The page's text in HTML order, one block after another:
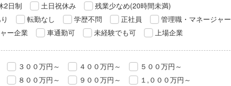
2日制 土日祝休み
残業少なめ(20時間未満)
転勤なし 学歴不問 正社員
管理職・マネージャー
ー企業 車通勤可 未経験でも可 上場企業
３００万円～ ４００万円～
５００万円～
８００万円～ ９００万円～ １,０００万円～